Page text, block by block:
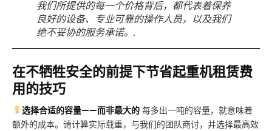
我们所提供的每一个价格背后，都代表着保养
良好的设备、专业可靠的操作人员，以及我们
绝不妥协的服务承诺。.
在不牺牲安全的前提下节省起重机租赁费
用的技巧
选择合适的容量——而非最大的每多出一吨的容量，就意味着
额外的成本。请计算实际载重，与我们的团队商讨，并选择最高效